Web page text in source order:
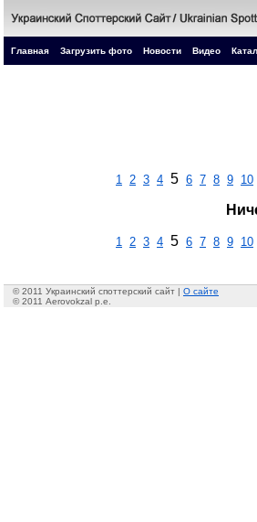
Главная Загрузить фото Новости Видео
1 2 3 4 5 6 7 8 9 10
1 2 3 4 5 6 7 8 9 10
© 2011 Украинский споттерский сайт | О сайте
© 2011 Aerovokzal p.e.